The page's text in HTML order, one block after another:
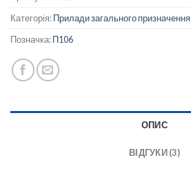
Категорія:Прилади загального призначення
Позначка:П106
ОПИС
ВІДГУКИ (3)